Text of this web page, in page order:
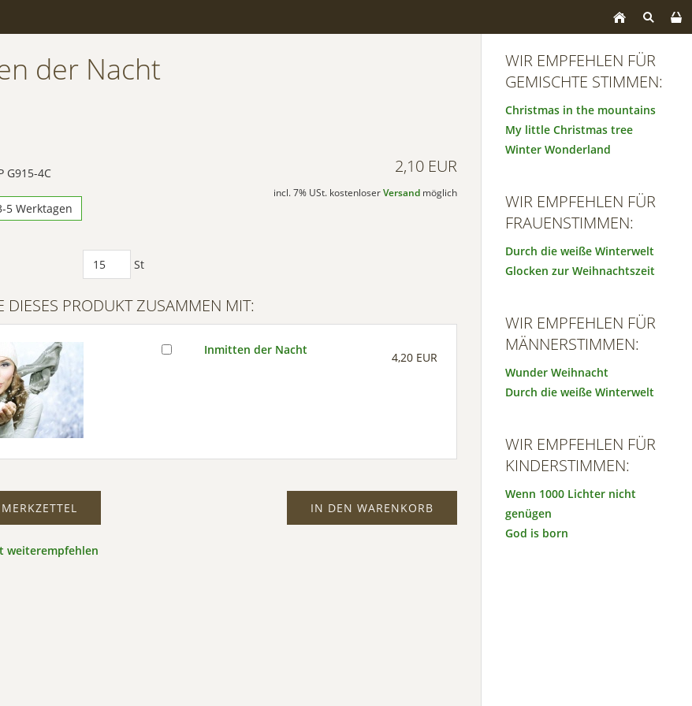
der Nacht
G915-4C
5 Werktagen
2,10 EUR
incl. 7% USt. kostenloser Versandmöglich
St
DIESES PRODUKT ZUSAMMEN MIT:
Inmitten der Nacht
4,20 EUR
IN DEN WARENKORB
weiterempfehlen
WIR EMPFEHLEN FÜR
GEMISCHTE STIMMEN:
Christmas in the mountains
My little Christmas tree
Winter Wonderland
WIR EMPFEHLEN FÜR
FRAUENSTIMMEN:
Durch die weiße Winterwelt
Glocken zur Weihnachtszeit
WIR EMPFEHLEN FÜR
MÄNNERSTIMMEN:
Wunder Weihnacht
Durch die weiße Winterwelt
WIR EMPFEHLEN FÜR
KINDERSTIMMEN:
Wenn 1000 Lichter nicht
genügen
God is born